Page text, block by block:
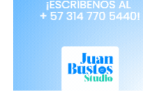
Con la vida ajetreada